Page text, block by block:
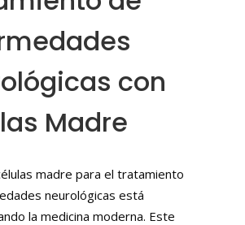
con
Madre
madre para el tratamiento
neurológicas está
la medicina moderna. Este